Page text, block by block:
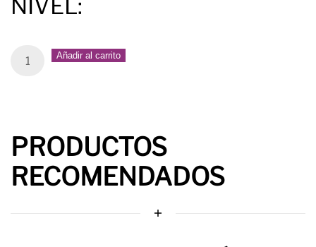
NIVEL:
Duo
Añadir al carrito
PRODUCTOS
RECOMENDADOS